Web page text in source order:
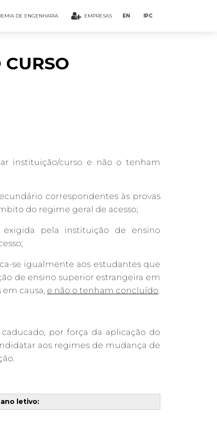
DE ENGENHARIA EMPRESAS EN IPC
instituição/curso e não o tenham
correspondentes às provas
do regime geral de acesso;
exigida pela instituição de ensino
se igualmente aos estudantes que
de ensino superior estrangeira em
causa, e não o tenham concluído.
por força da aplicação do
aos regimes de mudança de
letivo: